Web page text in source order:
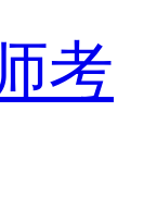
考